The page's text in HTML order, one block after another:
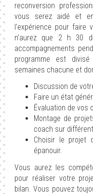
reconversion
vous serez aidé et
l'expérience pour faire
n’aurez que 2 h 30
accompagnements
programme est
semaines chacune et
Discussion de
Faire un état
Évaluation de vos
Montage de
coach sur
Choisir le projet
épanouir.
Vous aurez les
pour réaliser votre
bilan. Vous pouvez